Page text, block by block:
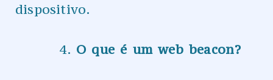
dispositivo.
O que é um web beacon?